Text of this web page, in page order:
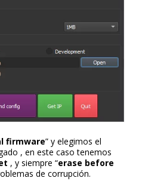
firmware” y elegimos el
, en este caso tenemos
, y siempre “erase before
de corrupción.